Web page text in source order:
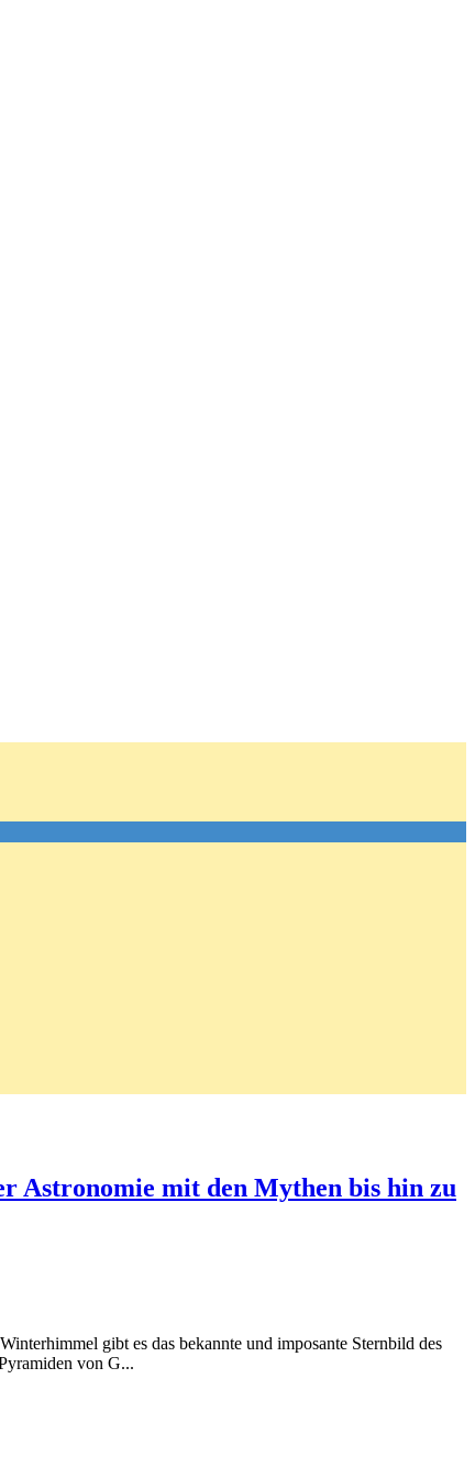
Astronomie mit den Mythen bis hin zu
gibt es das bekannte und imposante Sternbild des
von G...